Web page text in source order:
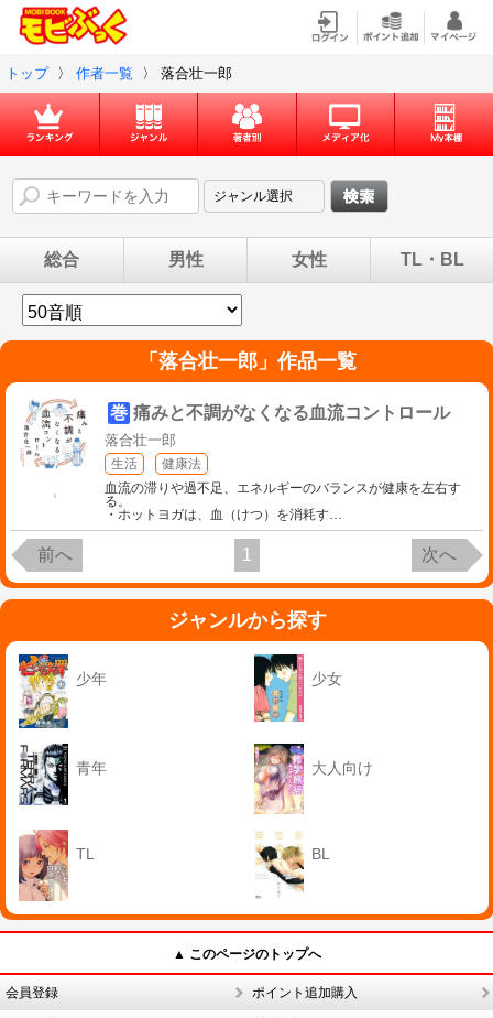
トップ 〉 作者一覧 〉 落合壮一郎
総合 男性 女性 TL・BL
「 落合壮一郎」作品一覧
巻 痛みと不調がなくなる血流コントロール
落合壮一郎
生活
健康法
血流の滞りや過不足、エネルギーのバランスが健康を左右す
る。
・ホットヨガは、血（けつ）を消耗す…
前へ 1 次へ
ジャンルから探す
少年 少女
青年 大人向け
TL BL
▲ このページのトップへ
会員登録 ポイント追加購入